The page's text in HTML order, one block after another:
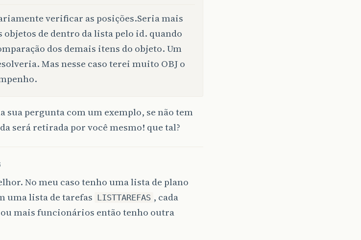
verificar as posições.Seria mais
objetos de dentro da lista pelo id. quando
dos demais itens do objeto. Um
Mas nesse caso terei muito OBJ o
sua pergunta com um exemplo, se não tem
será retirada por você mesmo! que tal?
No meu caso tenho uma lista de plano
uma lista de tarefas LISTTAREFAS , cada
mais funcionários então tenho outra